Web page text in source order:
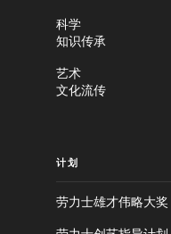
跳
科学
知识传承
艺术
文化流传
计划
劳力士雄才伟略大奖